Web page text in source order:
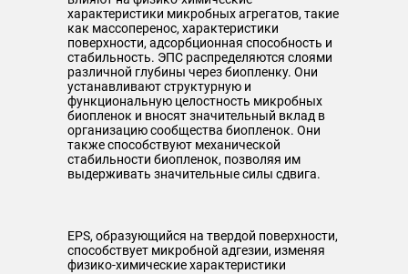
характеристики микробных агрегатов, такие
как массоперенос, характеристики
поверхности, адсорбционная способность и
стабильность. ЭПС распределяются слоями
различной глубины через биопленку. Они
устанавливают структурную и
функциональную целостность микробных
биопленок и вносят значительный вклад в
организацию сообщества биопленок. Они
также способствуют механической
стабильности биопленок, позволяя им
выдерживать значительные силы сдвига.
EPS, образующийся на твердой поверхности,
способствует микробной адгезии, изменяя
физико-химические характеристики